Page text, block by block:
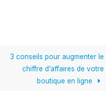
3 conseils pour augmenter le
chiffre d’affaires de votre
boutique en ligne